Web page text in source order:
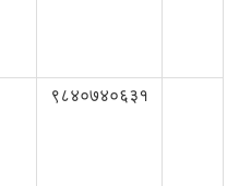
९८४०७४०६३१